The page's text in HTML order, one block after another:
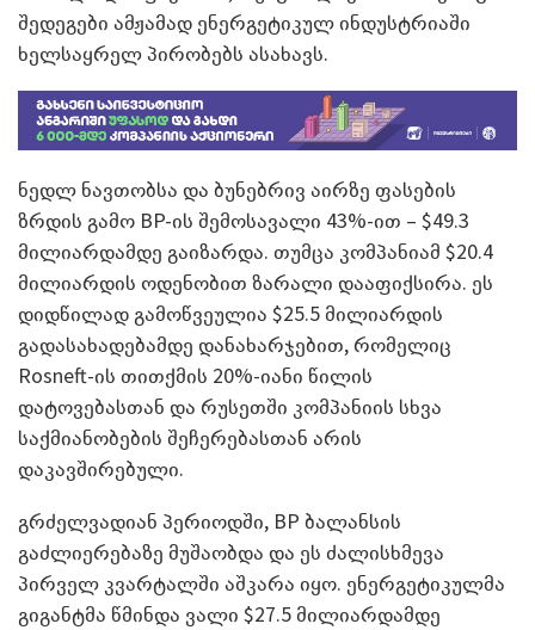
შედეგები ამჟამად ენერგეტიკულ ინდუსტრიაში
ხელსაყრელ პირობებს ასახავს.
ნედლ ნავთობსა და ბუნებრივ აირზე ფასების
ზრდის გამო BP-ის შემოსავალი 43%-ით – $49.3
მილიარდამდე გაიზარდა. თუმცა კომპანიამ $20.4
მილიარდის ოდენობით ზარალი დააფიქსირა. ეს
დიდწილად გამოწვეულია $25.5 მილიარდის
გადასახადებამდე დანახარჯებით, რომელიც
Rosneft-ის თითქმის 20%-იანი წილის
დატოვებასთან და რუსეთში კომპანიის სხვა
საქმიანობების შეჩერებასთან არის
დაკავშირებული.
გრძელვადიან პერიოდში, BP ბალანსის
გაძლიერებაზე მუშაობდა და ეს ძალისხმევა
პირველ კვარტალში აშკარა იყო. ენერგეტიკულმა
გიგანტმა წმინდა ვალი $27.5 მილიარდამდე